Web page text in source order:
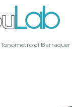
Tonometro di Barraquer